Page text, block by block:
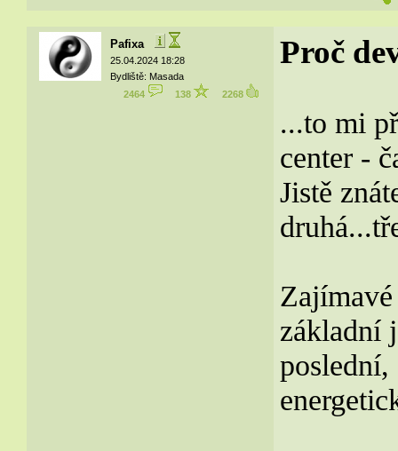
Pafixa
25.04.2024 18:28
Bydliště: Masada
2464
138 2268
Proč
...to mi
center -
Jistě
základní
poslední,